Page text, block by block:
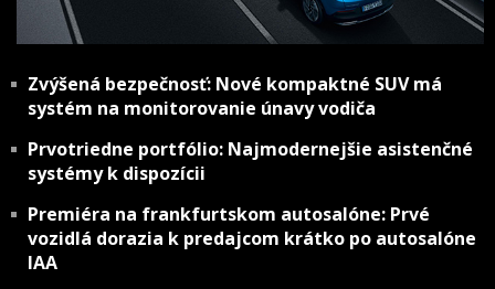
Zvýšená bezpečnosť: Nové kompaktné SUV má
systém na monitorovanie únavy vodiča
Prvotriedne portfólio: Najmodernejšie asistenčné
systémy k dispozícii
Premiéra na frankfurtskom autosalóne: Prvé
vozidlá dorazia k predajcom krátko po autosalóne
IAA